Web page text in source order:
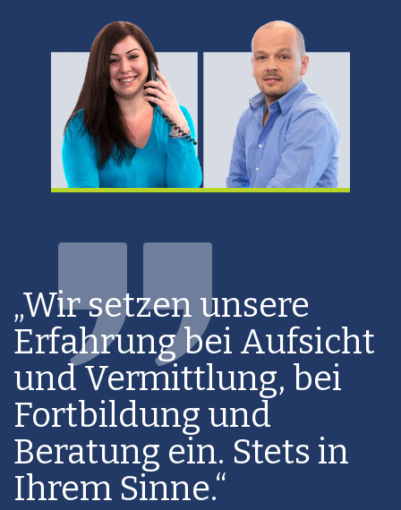
„Wir setzen unsere
Erfahrung bei Aufsicht
und Vermittlung, bei
Fortbildung und
Beratung ein. Stets in
Ihrem Sinne.“